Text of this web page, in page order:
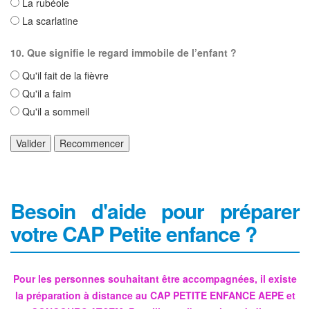
La rubéole
La scarlatine
10. Que signifie le regard immobile de l’enfant ?
Qu'il fait de la fièvre
Qu'il a faim
Qu'il a sommeil
Valider Recommencer
Besoin d'aide pour préparer
votre CAP Petite enfance ?
Pour les personnes souhaitant être accompagnées, il existe
la préparation à distance au CAP PETITE ENFANCE AEPE et